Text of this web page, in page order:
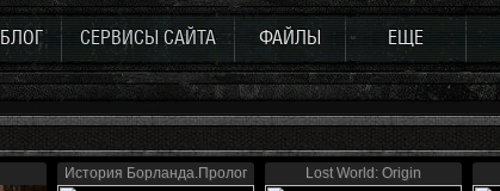
БЛОГ СЕРВИСЫ САЙТА ФАЙЛЫ ЕЩЕ
История Борланда.Пролог Lost World: Origin